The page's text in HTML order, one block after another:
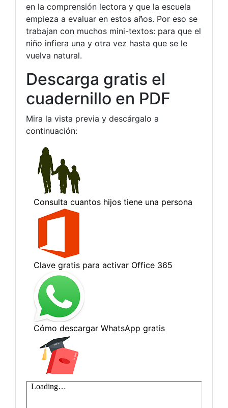
en la comprensión lectora y que la escuela
empieza a evaluar en estos años. Por eso se
trabajan con muchos mini-textos: para que el
niño infiera una y otra vez hasta que se le
vuelva natural.
Descarga gratis el
cuadernillo en PDF
Mira la vista previa y descárgalo a
continuación: